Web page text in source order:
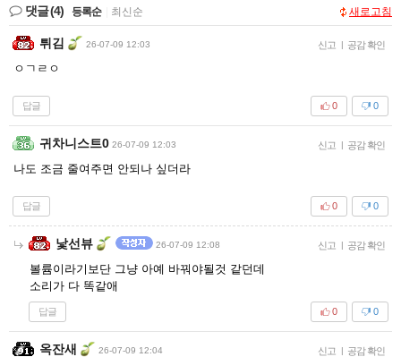
댓글(4) 등록순 최신순 새로고침
튀김 26-07-09 12:03 신고 | 공감 확인
ㅇㄱㄹㅇ
답글 0
0
귀차니스트0 26-07-09 12:03 신고 | 공감 확인
나도 조금 줄여주면 안되나 싶더라
답글 0
0
낯선뷰 26-07-09 12:08 신고 | 공감 확인
볼륨이라기보단 그냥 아예 바꿔야될것 같던데
소리가 다 똑같애
답글 0
0
옥잔새 26-07-09 12:04 신고 | 공감 확인